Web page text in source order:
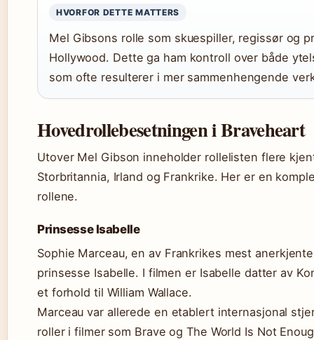
HVORFOR DETTE MATTERS
Mel Gibsons rolle som skuespiller, regissør og
Hollywood. Dette ga ham kontroll over både
som ofte resulterer i mer sammenhengende
Hovedrollebesetningen i Braveheart
Utover Mel Gibson inneholder rollelisten flere
Storbritannia, Irland og Frankrike. Her er en
rollene.
Prinsesse Isabelle
Sophie Marceau, en av Frankrikes mest
prinsesse Isabelle. I filmen er Isabelle datter av
et forhold til William Wallace.
Marceau var allerede en etablert internasjonal
roller i filmer som Brave og The World Is Not